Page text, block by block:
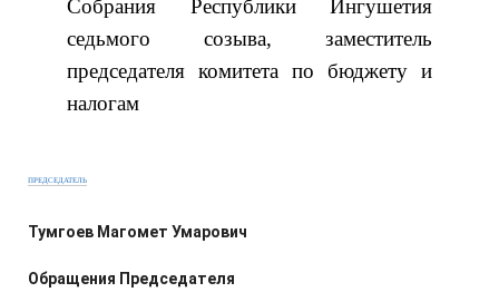
Собрания Республики Ингушетия
седьмого созыва, заместитель
председателя комитета по бюджету и
налогам
ПРЕДСЕДАТЕЛЬ
Тумгоев Магомет Умарович
Обращения Председателя